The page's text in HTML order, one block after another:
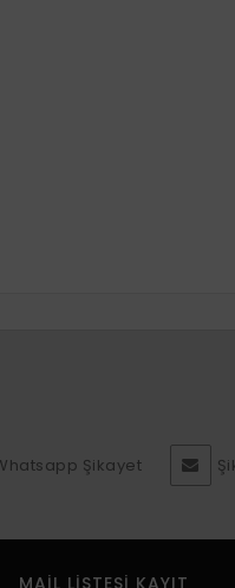
Şikayet
MAIL LISTESI KAYIT